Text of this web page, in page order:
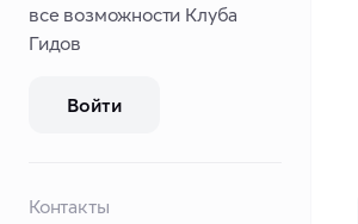
все возможности Клуба
Гидов
Войти
Контакты